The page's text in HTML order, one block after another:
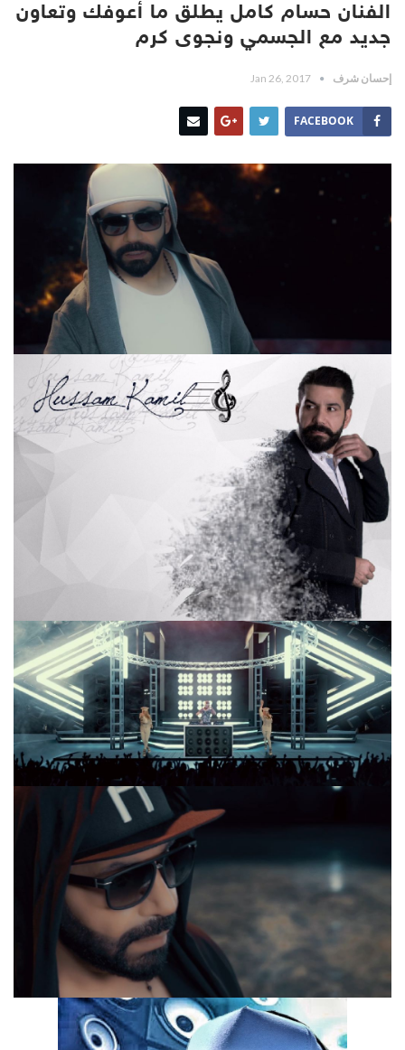
الفنان حسام كامل يطلق ما أعوفك وتعاون
جديد مع الجسمي ونجوى كرم
إحسان شرف Jan 26, 2017
FACEBOOK